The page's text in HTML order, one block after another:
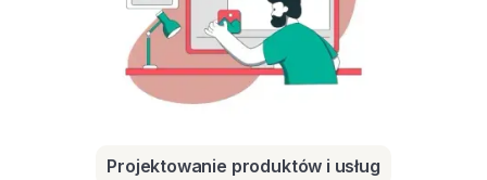
Projektowanie produktów i usług